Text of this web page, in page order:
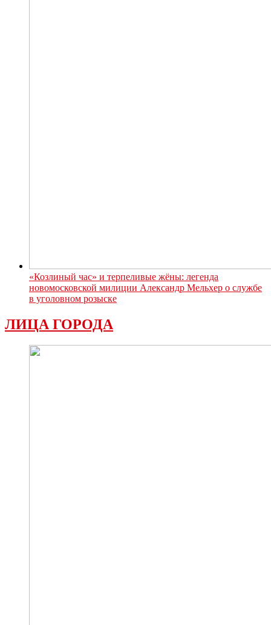
«Козлиный час» и терпеливые жёны: легенда
новомосковской милиции Александр Мельхер о службе
в уголовном розыске
ЛИЦА ГОРОДА